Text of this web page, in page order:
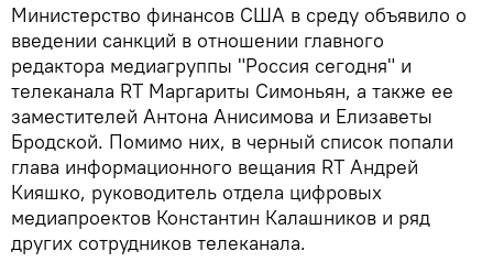
Министерство финансов США в среду объявило о
введении санкций в отношении главного
редактора медиагруппы "Россия сегодня" и
телеканала RT Маргариты Симоньян, а также ее
заместителей Антона Анисимова и Елизаветы
Бродской. Помимо них, в черный список попали
глава информационного вещания RT Андрей
Кияшко, руководитель отдела цифровых
медиапроектов Константин Калашников и ряд
других сотрудников телеканала.